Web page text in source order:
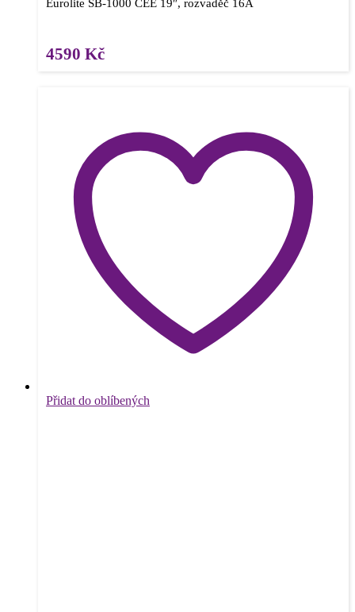
Eurolite SB-1000 CEE 19″, rozvaděč 16A
4590 Kč
Přidat do oblíbených